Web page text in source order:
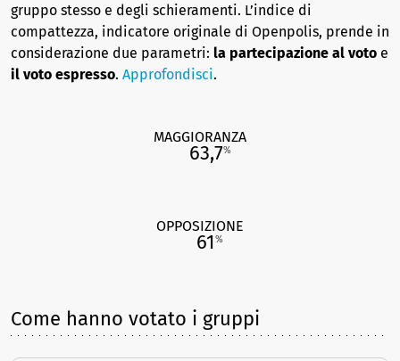
gruppo stesso e degli schieramenti. L’indice di
compattezza, indicatore originale di Openpolis, prende in
considerazione due parametri: la partecipazione al voto e
il voto espresso. Approfondisci.
MAGGIORANZA
63,7%
OPPOSIZIONE
61%
Come hanno votato i gruppi